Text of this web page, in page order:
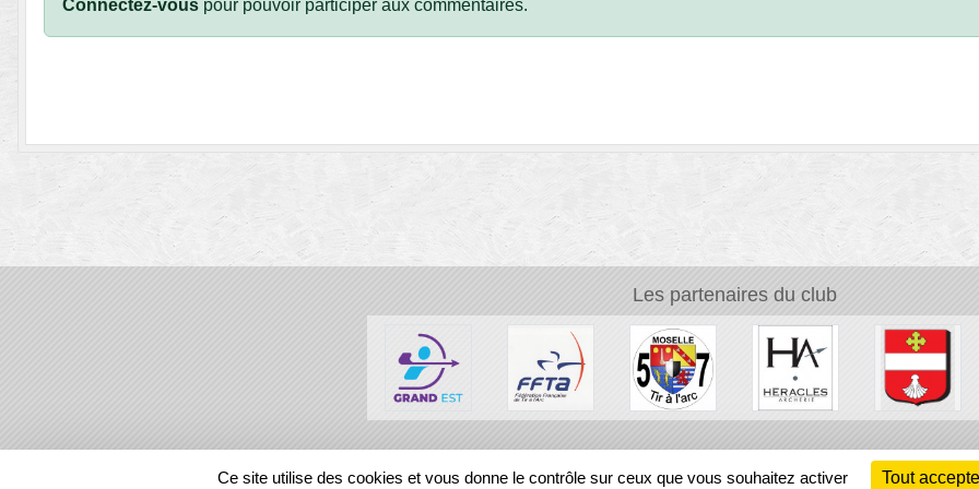
Connectez-vous pour pouvoir participer aux commentaires.
Les partenaires du club
REGIONS
Ce site utilise des cookies et vous donne le contrôle sur ceux que vous souhaitez activer Tout